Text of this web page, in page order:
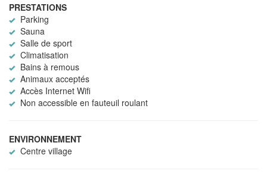
PRESTATIONS
Parking
Sauna
Salle de sport
Climatisation
Bains à remous
Animaux acceptés
Accès Internet Wifi
Non accessible en fauteuil roulant
ENVIRONNEMENT
Centre village